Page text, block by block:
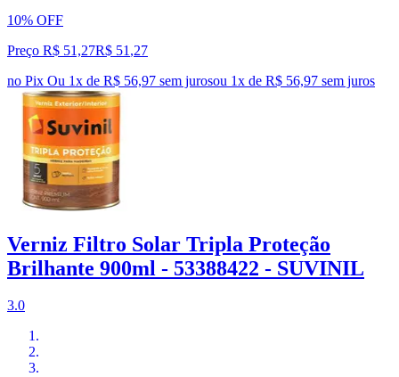
10% OFF
Preço R$ 51,27R$ 51 ,27
no Pix Ou 1x de R$ 56,97 sem jurosou 1x de R$ 56,97 sem juros
Verniz Filtro Solar Tripla Proteção
Brilhante 900ml - 53388422 - SUVINIL
3.0